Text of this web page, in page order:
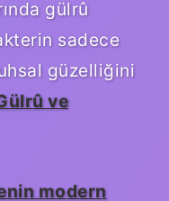
gülrû
sadece
güzelliğini
ve
modern